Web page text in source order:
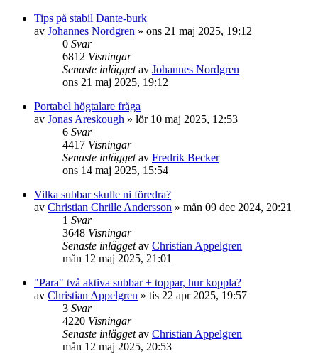
Tips på stabil Dante-burk
av Johannes Nordgren » ons 21 maj 2025, 19:12
0 Svar
6812 Visningar
Senaste inläggetav Johannes Nordgren
ons 21 maj 2025, 19:12
Portabel högtalare fråga
av Jonas Areskough » lör 10 maj 2025, 12:53
6 Svar
4417 Visningar
Senaste inläggetav Fredrik Becker
ons 14 maj 2025, 15:54
Vilka subbar skulle ni föredra?
av Christian Chrille Andersson » mån 09 dec 2024, 20:21
1 Svar
3648 Visningar
Senaste inläggetav Christian Appelgren
mån 12 maj 2025, 21:01
"Para" två aktiva subbar + toppar, hur koppla?
av Christian Appelgren » tis 22 apr 2025, 19:57
3 Svar
4220 Visningar
Senaste inläggetav Christian Appelgren
mån 12 maj 2025, 20:53